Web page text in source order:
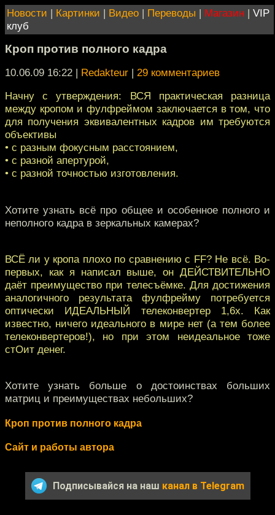
Новости | Картинки | Видео | Переводы | Магазин | VIP
клуб
Кроп против полного кадра
10.06.09 16:22 | Redakteur | 29 комментариев
Начну с утверждения: ВСЯ практическая разница
между кропом и фулфреймом заключается в том, что
для получения эквивалентных кадров им требуются
объективы
• с разным фокусным расстоянием,
• с разной апертурой,
• с разной точностью изготовления.
Хотите узнать всё про общее и особенное полного и
неполного кадра в зеркальных камерах?
ВСЁ ли у кропа плохо по сравнению с FF? Не всё. Во-
первых, как я написал выше, он ДЕЙСТВИТЕЛЬНО
даёт преимущество при телесъёмке. Для достижения
аналогичного результата фулфрейму потребуется
оптически ИДЕАЛЬНЫЙ телеконвертер 1,6х. Как
известно, ничего идеального в мире нет (а тем более
телеконвертеров!), но при этом неидеальное тоже
стОит денег.
Хотите узнать больше о достоинствах больших
матриц и преимуществах небольших?
Кроп против полного кадра
Сайт и работы автора
Подписывайся на наш канал в Telegram